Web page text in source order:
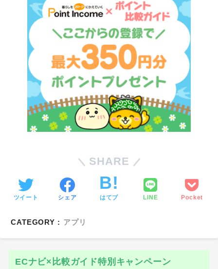
SHARE
ツイート シェア はてブ LINE Pocket
CATEGORY : アプリ
ECナビ×比較ガイド特別キャンペーン